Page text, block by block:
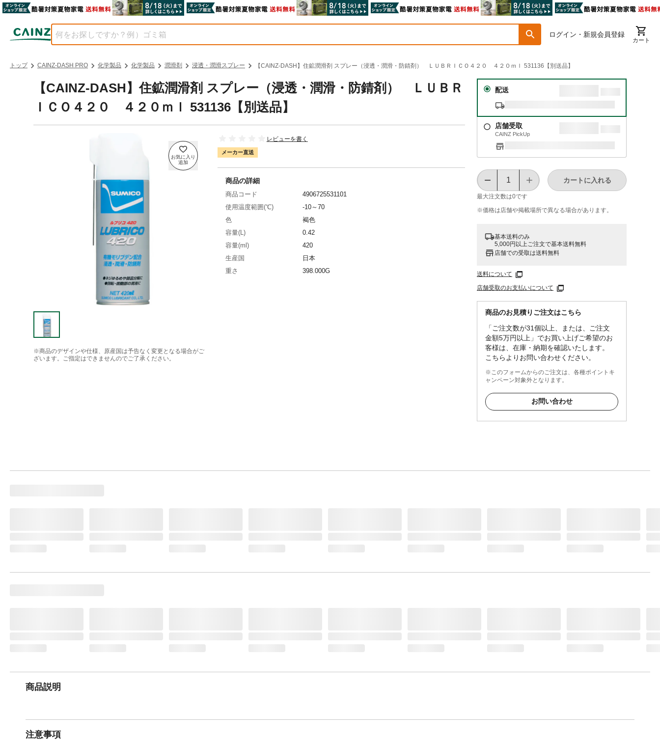
ログイン・新規会員登録
カート
トップ CAINZ-DASH PRO 化学製品 化学製品 潤滑剤 浸透・潤滑スプレー 【CAINZ-DASH】住鉱潤滑剤 スプレー（浸透・潤滑・防錆剤） ＬＵＢＲＩＣＯ４２０ ４２０ｍｌ 531136【別送品】
【CAINZ-DASH】住鉱潤滑剤 スプレー（浸透・潤滑・防錆剤） ＬＵＢＲ
ＩＣＯ４２０ ４２０ｍｌ 531136【別送品】
※商品のデザインや仕様、原産国は予告なく変更となる場合がご
ざいます。ご指定はできませんのでご了承ください。
レビューを書く
メーカー直送
配送
店舗受取
CAINZ PickUp
最大注文数は0です
カートに入れる
※価格は​店舗や​掲載場所で​異なる​場合が​あります。
基本送料のみ
5,000円以上ご注文で基本送料無料
店舗での受取は送料無料
送料について
店舗受取のお支払いについて
商品のお見積りご注文はこちら
「ご注文数が31個以上、または、ご注文
金額5万円以上」でお買い上げご希望のお
客様は、在庫・納期を確認いたします。
こちらよりお問い合わせください。
※このフォームからのご注文は、各種ポイントキ
ャンペーン対象外となります。
お問い合わせ
商品の詳細
商品コード
4906725531101
使用温度範囲(℃)
-10～70
色
褐色
容量(L)
0.42
容量(ml)
420
生産国
日本
重さ
398.000G
商品説明
注意事項